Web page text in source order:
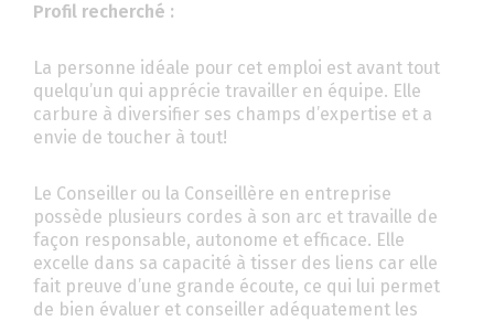
Profil recherché :
La personne idéale pour cet emploi est avant tout
quelqu’un qui apprécie travailler en équipe. Elle
carbure à diversifier ses champs d’expertise et a
envie de toucher à tout!
Le Conseiller ou la Conseillère en entreprise
possède plusieurs cordes à son arc et travaille de
façon responsable, autonome et efficace. Elle
excelle dans sa capacité à tisser des liens car elle
fait preuve d’une grande écoute, ce qui lui permet
de bien évaluer et conseiller adéquatement les